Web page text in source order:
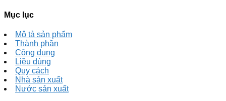
Mục lục
Mô tả sản phẩm
Thành phần
Công dụng
Liều dùng
Quy cách
Nhà sản xuất
Nước sản xuất